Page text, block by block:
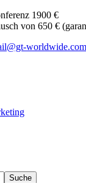
1900 €
von 650 €
worldwide.com